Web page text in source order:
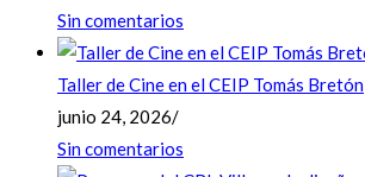
Sin comentarios
Taller de Cine en el CEIP Tomás Bretón
junio 24, 2026/
Sin comentarios